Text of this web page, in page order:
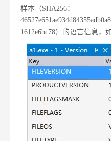
样本（SHA256：
1612e6bc78）的语言信息，